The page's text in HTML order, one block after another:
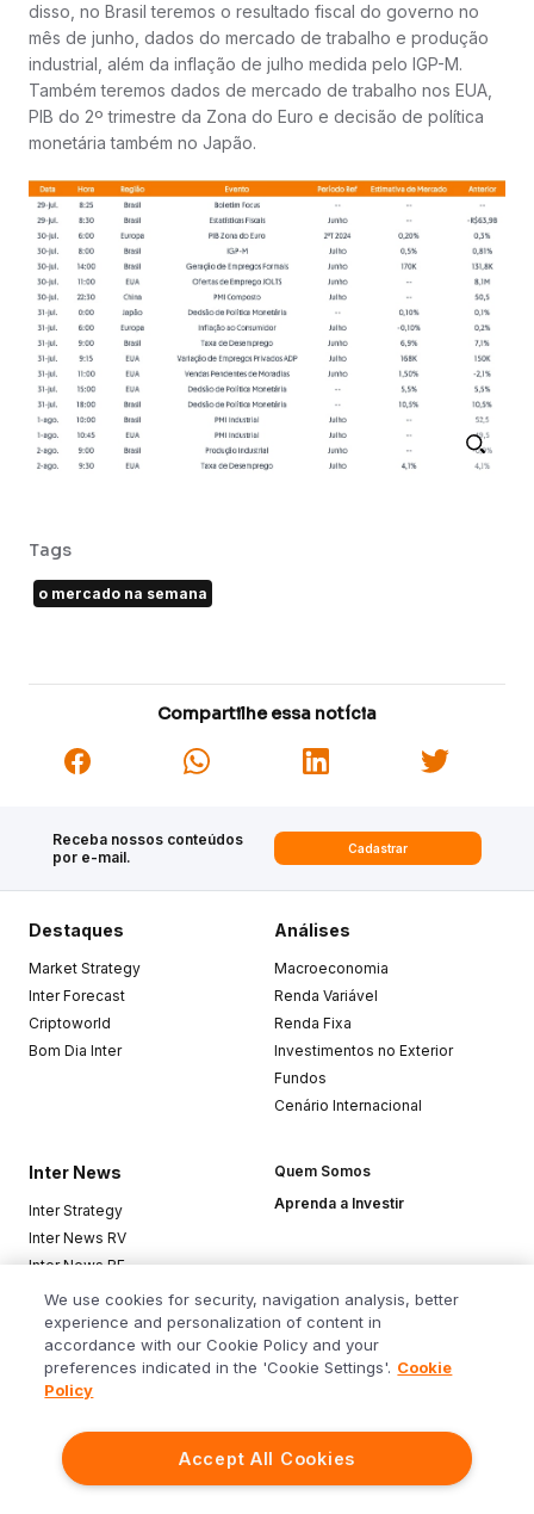
disso, no Brasil teremos o resultado fiscal do governo no
mês de junho, dados do mercado de trabalho e produção
industrial, além da inflação de julho medida pelo IGP-M.
Também teremos dados de mercado de trabalho nos EUA,
PIB do 2º trimestre da Zona do Euro e decisão de política
monetária também no Japão.
Tags
o mercado na semana
Compartilhe essa notícia
Receba nossos conteúdos
por e-mail.
Cadastrar
Siga o Inter
Destaques
Market Strategy
Inter Forecast
Criptoworld
Bom Dia Inter
Análises
Macroeconomia
Renda Variável
Renda Fixa
Investimentos no Exterior
Fundos
Cenário Internacional
Inter News
Inter Strategy
Inter News RV
Inter News RF
Top Funds
Quem Somos
Aprenda a Investir
Baixe o app
We use cookies for security, navigation analysis, better
experience and personalization of content in
accordance with our Cookie Policy and your
preferences indicated in the 'Cookie Settings'. Cookie
Policy
Accept All Cookies